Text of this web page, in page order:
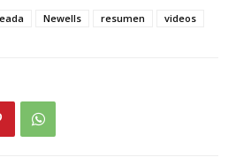
Newells resumen videos